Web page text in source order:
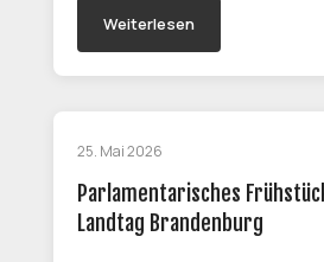
Weiterlesen
25. Mai 2026
Parlamentarisches
Landtag Brandenburg